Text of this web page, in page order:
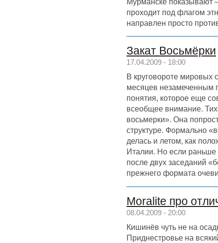
проходит под флагом
направлен просто
Закат Восьмёрки
17.04.2009 - 18:00
В круговороте мировых
месяцев незамеченным
понятия, которое еще
всеобщее внимание.
восьмерки». Она
структуре. Формально
делась и летом, как
Италии. Но если раньше
после двух заседаний
прежнего формата
Moralite про
08.04.2009 - 20:00
Кишинёв чуть не на
Приднестровье на